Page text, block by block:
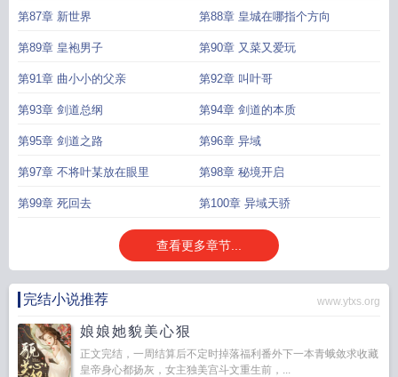
第87章 新世界 第88章 皇城在哪指个方向
第89章 皇袍男子 第90章 又菜又爱玩
第91章 曲小小的父亲 第92章 叫叶哥
第93章 剑道总纲 第94章 剑道的本质
第95章 剑道之路 第96章 异域
第97章 不将叶某放在眼里 第98章 秘境开启
第99章 死回去 第100章 异域天骄
查看更多章节...
完结小说推荐 www.ytxs.org
娘娘她貌美心狠
正文完结，一周结算后不定时掉落福利番外下一本青蛾敛求收藏
皇帝身心都扬灰，女主独美宫斗文重生前，...